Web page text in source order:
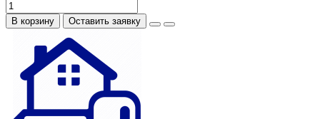
В корзину Оставить заявку